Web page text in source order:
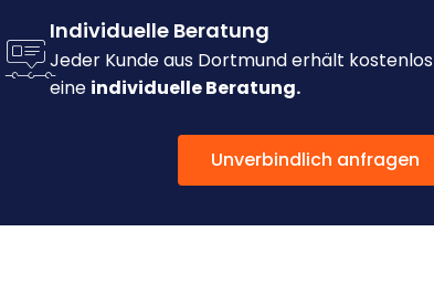
Individuelle Beratung
Jeder Kunde aus Dortmund erhält kostenlos
eine individuelle Beratung.
Unverbindlich anfragen